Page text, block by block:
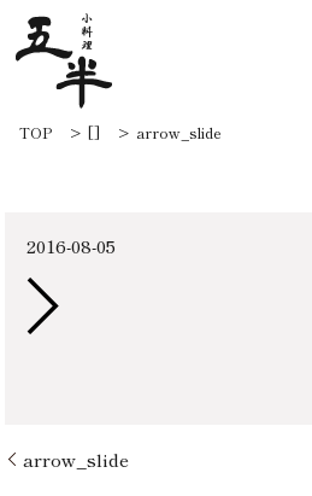
TOP [] arrow_slide
2016-08-05
arrow_slide